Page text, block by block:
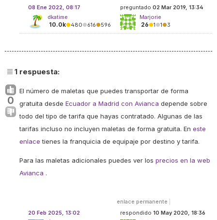
preguntado 02 Mar 2019, 13:34
Marjorie
26●1●1●3
08 Ene 2022, 08:17
dkatime
10.0k●480●616●596
1 respuesta:
0
El número de maletas que puedes transportar de forma
gratuita desde Ecuador a Madrid con Avianca depende sobre
todo del tipo de tarifa que hayas contratado. Algunas de las
tarifas incluso no incluyen maletas de forma gratuita. En este
enlace tienes la franquicia de equipaje por destino y tarifa.
Para las maletas adicionales puedes ver los precios en la web
Avianca .
enlace permanente
respondido 10 May 2020, 18:36
20 Feb 2025, 13:02